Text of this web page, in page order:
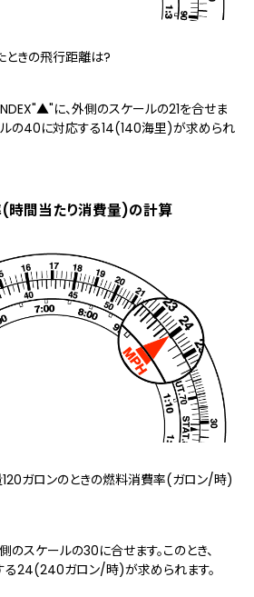
きの飛行距離は?
に、外側のスケールの21を合せま
ルの40に対応する14(140海里)が求められ
時間当たり消費量)の計算
ガロンのときの燃料消費率(ガロン/時)
のスケールの30に合せます。このとき、
る24(240ガロン/時)が求められます。